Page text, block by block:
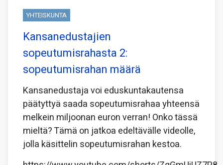
YHTEISKUNTA
Kansanedustajien
sopeutumisrahasta 2:
sopeutumisrahan määrä
Kansanedustaja voi eduskuntakautensa
päätyttyä saada sopeutumisrahaa yhteensä
melkein miljoonan euron verran! Onko tässä
mieltä? Tämä on jatkoa edeltävälle videolle,
jolla käsittelin sopeutumisrahan kestoa.